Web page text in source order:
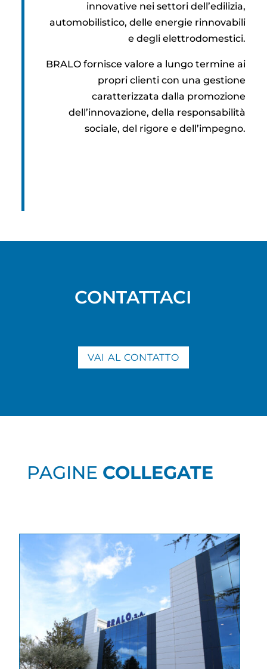
innovative nei settori dell’edilizia,
automobilistico, delle energie rinnovabili
e degli elettrodomestici.
BRALO fornisce valore a lungo termine ai
propri clienti con una gestione
caratterizzata dalla promozione
dell’innovazione, della responsabilità
sociale, del rigore e dell’impegno.
CONTATTACI
VAI AL CONTATTO
PAGINE COLLEGATE